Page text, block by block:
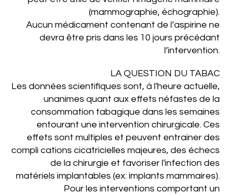
(mammographie, échographie).
Aucun médicament contenant de l’aspirine ne
devra être pris dans les 10 jours précédant
l’intervention.
LA QUESTION DU TABAC
Les données scientifiques sont, à l'heure actuelle,
unanimes quant aux effets néfastes de la
consommation tabagique dans les semaines
entourant une intervention chirurgicale. Ces
effets sont multiples et peuvent entrainer des
compli­ cations cicatricielles majeures, des échecs
de la chirurgie et favoriser l'infection des
matériels implantables (ex: implants mammaires).
Pour les interventions comportant un